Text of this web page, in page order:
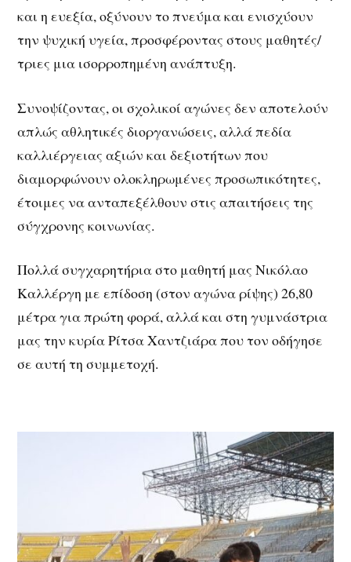
και η ευεξία, οξύνουν το πνεύμα και ενισχύουν
την ψυχική υγεία, προσφέροντας στους μαθητές/
τριες μια ισορροπημένη ανάπτυξη.
Συνοψίζοντας, οι σχολικοί αγώνες δεν αποτελούν
απλώς αθλητικές διοργανώσεις, αλλά πεδία
καλλιέργειας αξιών και δεξιοτήτων που
διαμορφώνουν ολοκληρωμένες προσωπικότητες,
έτοιμες να ανταπεξέλθουν στις απαιτήσεις της
σύγχρονης κοινωνίας.
Πολλά συγχαρητήρια στο μαθητή μας Νικόλαο
Καλλέργη με επίδοση (στον αγώνα ρίψης) 26,80
μέτρα για πρώτη φορά, αλλά και στη γυμνάστρια
μας την κυρία Ρίτσα Χαντζιάρα που τον οδήγησε
σε αυτή τη συμμετοχή.